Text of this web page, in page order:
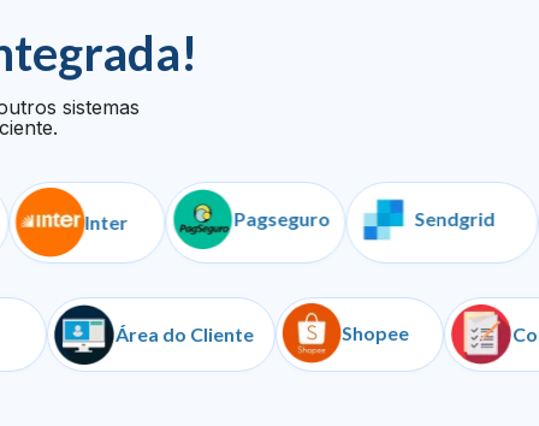
sistemas
Inter Pagseguro Sendgrid
Iugu Área do Cliente Shopee